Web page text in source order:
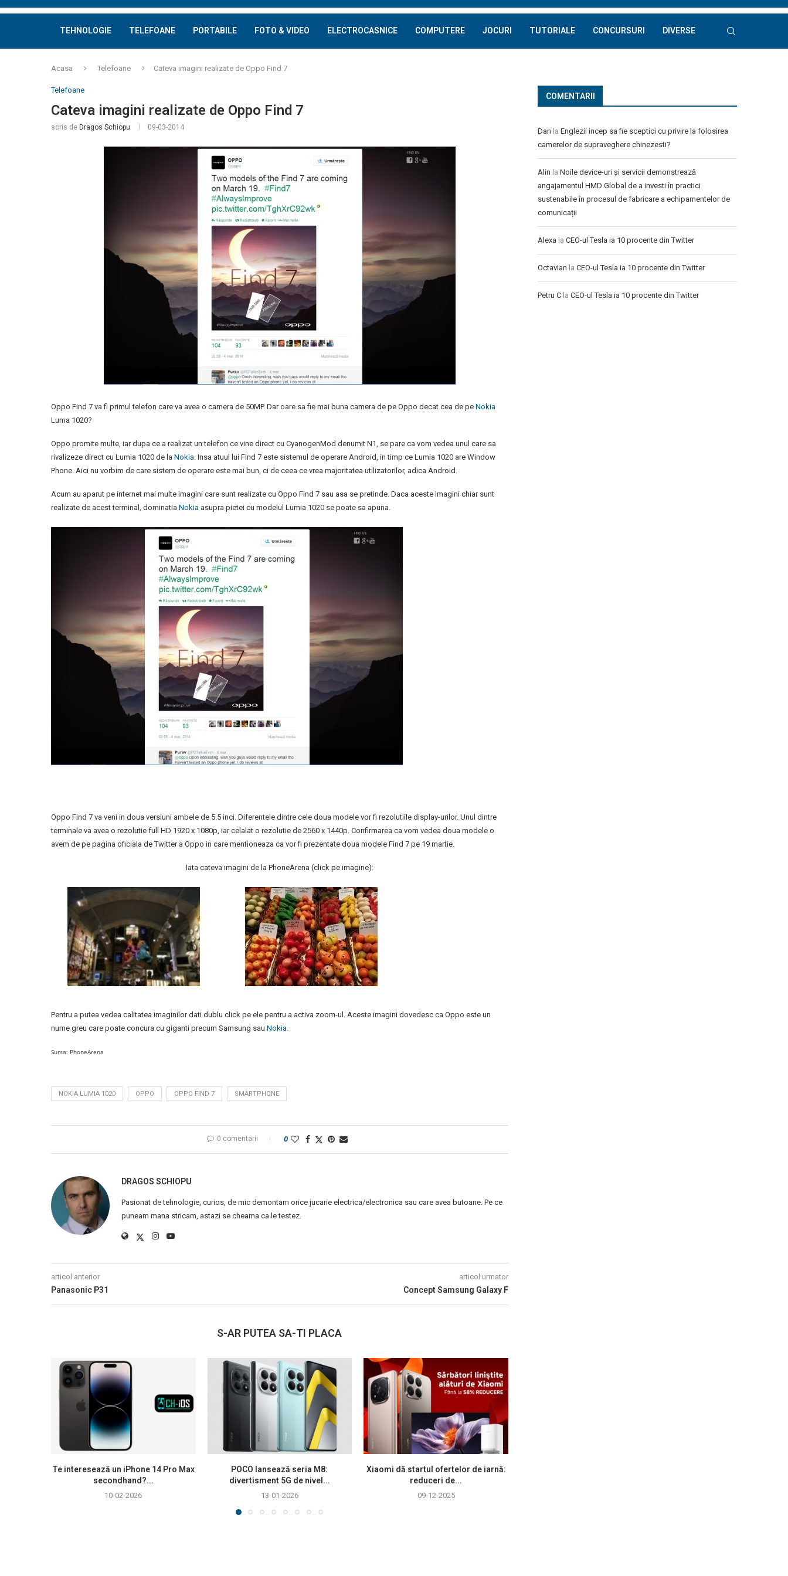
TEHNOLOGIE TELEFOANE PORTABILE FOTO & VIDEO ELECTROCASNICE COMPUTERE JOCURI TUTORIALE CONCURSURI DIVERSE
Acasa Telefoane Cateva imagini realizate de Oppo Find 7
Telefoane
Cateva imagini realizate de Oppo Find 7
scris de Dragos Schiopu 09-03-2014
Oppo Find 7 va fi primul telefon care va avea o camera de 50MP. Dar oare sa fie mai buna camera de pe Oppo decat cea de pe Nokia
Luma 1020?
Oppo promite multe, iar dupa ce a realizat un telefon ce vine direct cu CyanogenMod denumit N1, se pare ca vom vedea unul care sa
rivalizeze direct cu Lumia 1020 de la Nokia. Insa atuul lui Find 7 este sistemul de operare Android, in timp ce Lumia 1020 are Window
Phone. Aici nu vorbim de care sistem de operare este mai bun, ci de ceea ce vrea majoritatea utilizatorilor, adica Android.
Acum au aparut pe internet mai multe imagini care sunt realizate cu Oppo Find 7 sau asa se pretinde. Daca aceste imagini chiar sunt
realizate de acest terminal, dominatia Nokia asupra pietei cu modelul Lumia 1020 se poate sa apuna.
Oppo Find 7 va veni in doua versiuni ambele de 5.5 inci. Diferentele dintre cele doua modele vor fi rezolutiile display-urilor. Unul dintre
terminale va avea o rezolutie full HD 1920 x 1080p, iar celalat o rezolutie de 2560 x 1440p. Confirmarea ca vom vedea doua modele o
avem de pe pagina oficiala de Twitter a Oppo in care mentioneaza ca vor fi prezentate doua modele Find 7 pe 19 martie.
Iata cateva imagini de la PhoneArena (click pe imagine):
Pentru a putea vedea calitatea imaginilor dati dublu click pe ele pentru a activa zoom-ul. Aceste imagini dovedesc ca Oppo este un
nume greu care poate concura cu giganti precum Samsung sau Nokia.
Sursa: PhoneArena
NOKIA LUMIA 1020 OPPO OPPO FIND 7 SMARTPHONE
0 comentarii 0
DRAGOS SCHIOPU
Pasionat de tehnologie, curios, de mic demontam orice jucarie electrica/electronica sau care avea butoane. Pe ce
puneam mana stricam, astazi se cheama ca le testez.
articol anterior
Panasonic P31
articol urmator
Concept Samsung Galaxy F
S-AR PUTEA SA-TI PLACA
Te interesează un iPhone 14 Pro Max
secondhand?...
10-02-2026
POCO lansează seria M8:
divertisment 5G de nivel...
13-01-2026
Xiaomi dă startul ofertelor de iarnă:
reduceri de...
09-12-2025
COMENTARII
Dan la Englezii incep sa fie sceptici cu privire la folosirea
camerelor de supraveghere chinezesti?
Alin la Noile device-uri și servicii demonstrează
angajamentul HMD Global de a investi în practici
sustenabile în procesul de fabricare a echipamentelor de
comunicații
Alexa la CEO-ul Tesla ia 10 procente din Twitter
Octavian la CEO-ul Tesla ia 10 procente din Twitter
Petru C la CEO-ul Tesla ia 10 procente din Twitter